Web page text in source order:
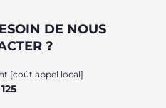
DE NOUS
?
[coût appel local]